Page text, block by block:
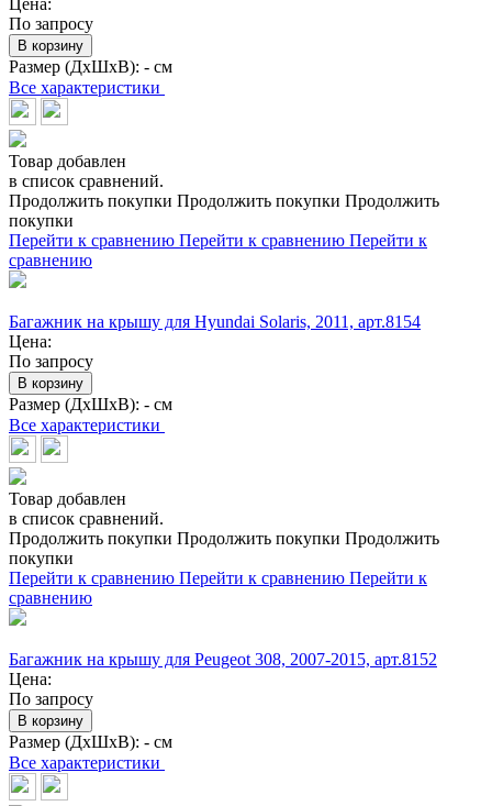
Цена:
По запросу
В корзину
Размер (ДхШхВ): - см
Все характеристики
Товар добавлен
в список сравнений.
Продолжить покупки Продолжить покупки Продолжить
покупки
Перейти к сравнению Перейти к сравнению Перейти к
сравнению
Багажник на крышу для Hyundai Solaris, 2011, арт.8154
Цена:
По запросу
В корзину
Размер (ДхШхВ): - см
Все характеристики
Товар добавлен
в список сравнений.
Продолжить покупки Продолжить покупки Продолжить
покупки
Перейти к сравнению Перейти к сравнению Перейти к
сравнению
Багажник на крышу для Peugeot 308, 2007-2015, арт.8152
Цена:
По запросу
В корзину
Размер (ДхШхВ): - см
Все характеристики